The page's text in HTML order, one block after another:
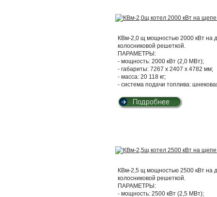
КВм-2,0 щ мощностью 2000 кВт на
колосниковой решеткой.
ПАРАМЕТРЫ:
- мощность: 2000 кВт (2,0 МВт);
- габариты: 7267 х 2407 х 4782 мм;
- масса: 20 118 кг;
- система подачи топлива:
КВм-2,5 щ мощностью 2500 кВт на
колосниковой решеткой.
ПАРАМЕТРЫ:
- мощность: 2500 кВт (2,5 МВт);